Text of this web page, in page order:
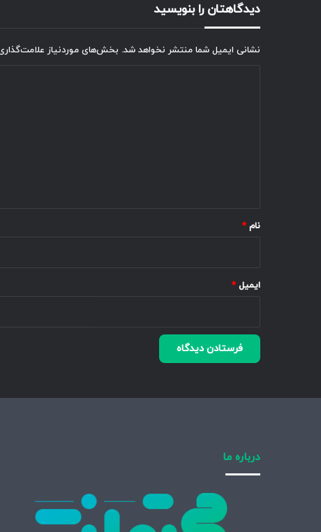
دیدگاهتان را بنویسید
نشانی ایمیل شما منتشر نخواهد شد. بخش‌های موردنیاز
نام *
ایمیل *
درباره ما